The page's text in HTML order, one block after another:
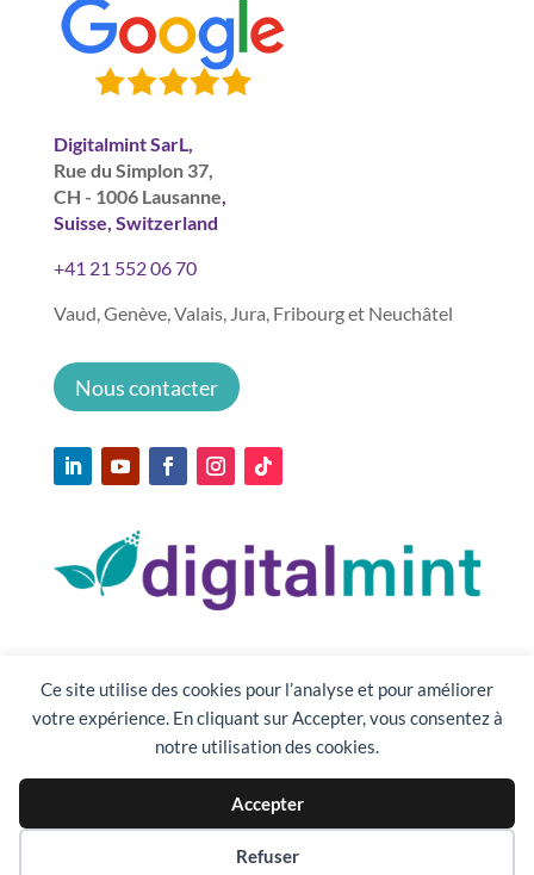
Ce site utilise des cookies pour l’analyse et pour améliorer
votre expérience. En cliquant sur Accepter, vous consentez à
notre utilisation des cookies.
Accepter
Refuser
Préférences des cookies
Digitalmint SarL,
Rue du Simplon 37,
CH - 1006 Lausanne,
Suisse, Switzerland
+41 21 552 06 70
Vaud, Genève, Valais, Jura, Fribourg et Neuchâtel
Nous contacter